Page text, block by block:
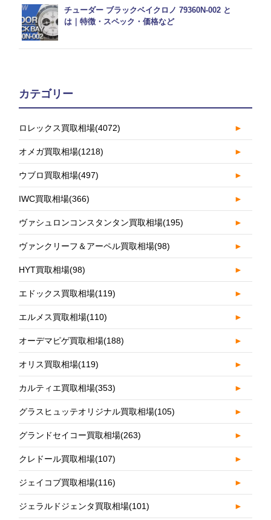
チューダー ブラックベイクロノ 79360N-002 と
は｜特徴・スペック・価格など
カテゴリー
ロレックス買取相場(4072) ►
オメガ買取相場(1218) ►
ウブロ買取相場(497) ►
IWC買取相場(366) ►
ヴァシュロンコンスタンタン買取相場(195) ►
ヴァンクリーフ＆アーペル買取相場(98) ►
HYT買取相場(98) ►
エドックス買取相場(119) ►
エルメス買取相場(110) ►
オーデマピゲ買取相場(188) ►
オリス買取相場(119) ►
カルティエ買取相場(353) ►
グラスヒュッテオリジナル買取相場(105) ►
グランドセイコー買取相場(263) ►
クレドール買取相場(107) ►
ジェイコブ買取相場(116) ►
ジェラルドジェンタ買取相場(101) ►